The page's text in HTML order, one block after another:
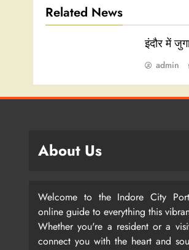
Related News
इंदौर में
admin
About Us
Welcome to the Indore City
online guide to everything this
Whether you're a resident or a
connect you with the heart and